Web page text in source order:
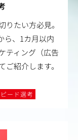
たい方必見。
ら、1カ月以内
ティング（広告
紹介します。
ード選考